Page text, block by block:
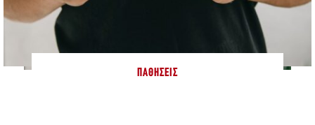
ΠΑΘΉΣΕΙΣ